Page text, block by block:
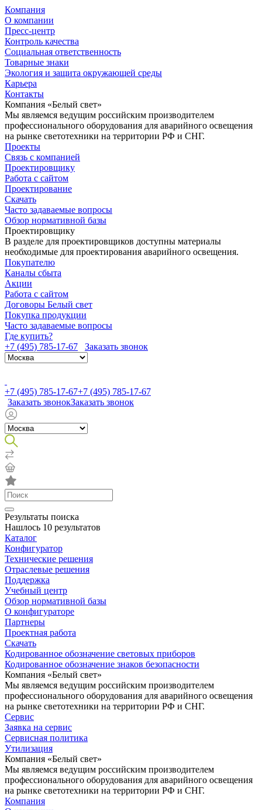
Компания
О компании
Пресс-центр
Контроль качества
Социальная ответственность
Товарные знаки
Экология и защита окружающей среды
Карьера
Контакты
Компания «Белый свет»
Мы являемся ведущим российским производителем
профессионального оборудования для аварийного освещения
на рынке светотехники на территории РФ и СНГ.
Проекты
Связь с компанией
Проектировщику
Работа с сайтом
Проектирование
Скачать
Часто задаваемые вопросы
Обзор нормативной базы
Проектировщику
В разделе для проектировщиков доступны материалы
необходимые для проектирования аварийного освещения.
Покупателю
Каналы сбыта
Акции
Работа с сайтом
Договоры Белый свет
Покупка продукции
Часто задаваемые вопросы
Где купить?
+7 (495) 785-17-67
Заказать звонок
+7 (495) 785-17-67+7 (495) 785-17-67
Заказать звонокЗаказать звонок
Результаты поиска
Нашлось 10 результатов
Каталог
Конфигуратор
Технические решения
Отраслевые решения
Поддержка
Учебный центр
Обзор нормативной базы
О конфигураторе
Партнеры
Проектная работа
Скачать
Кодированное обозначение световых приборов
Кодированное обозначение знаков безопасности
Компания «Белый свет»
Мы являемся ведущим российским производителем
профессионального оборудования для аварийного освещения
на рынке светотехники на территории РФ и СНГ.
Сервис
Заявка на сервис
Сервисная политика
Утилизация
Компания «Белый свет»
Мы являемся ведущим российским производителем
профессионального оборудования для аварийного освещения
на рынке светотехники на территории РФ и СНГ.
Компания